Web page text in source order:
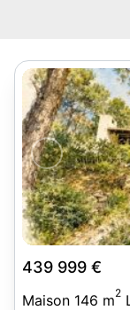
439 999 €
Maison 146 m2